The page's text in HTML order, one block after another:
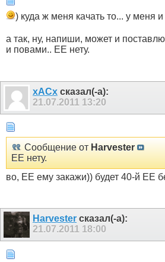
) куда ж меня качать то... у меня и
а так, ну, напиши, может и поставлю
и повами.. ЕЕ нету.
xACx сказал(-а):
21.07.2011 13:20
Сообщение от Harvester
ЕЕ нету.
во, ЕЕ ему закажи)) будет 40-й ЕЕ
Harvester сказал(-а):
21.07.2011 18:00